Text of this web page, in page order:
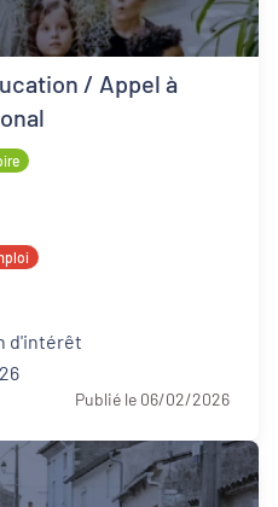
/ Appel à
d'intérêt
Publié le 06/02/2026